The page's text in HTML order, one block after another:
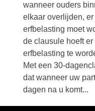
wanneer ouders
elkaar overlijden,
erfbelasting moet
de clausule hoeft
erfbelasting te
Met een 30-
dat wanneer uw
dagen na u komt...